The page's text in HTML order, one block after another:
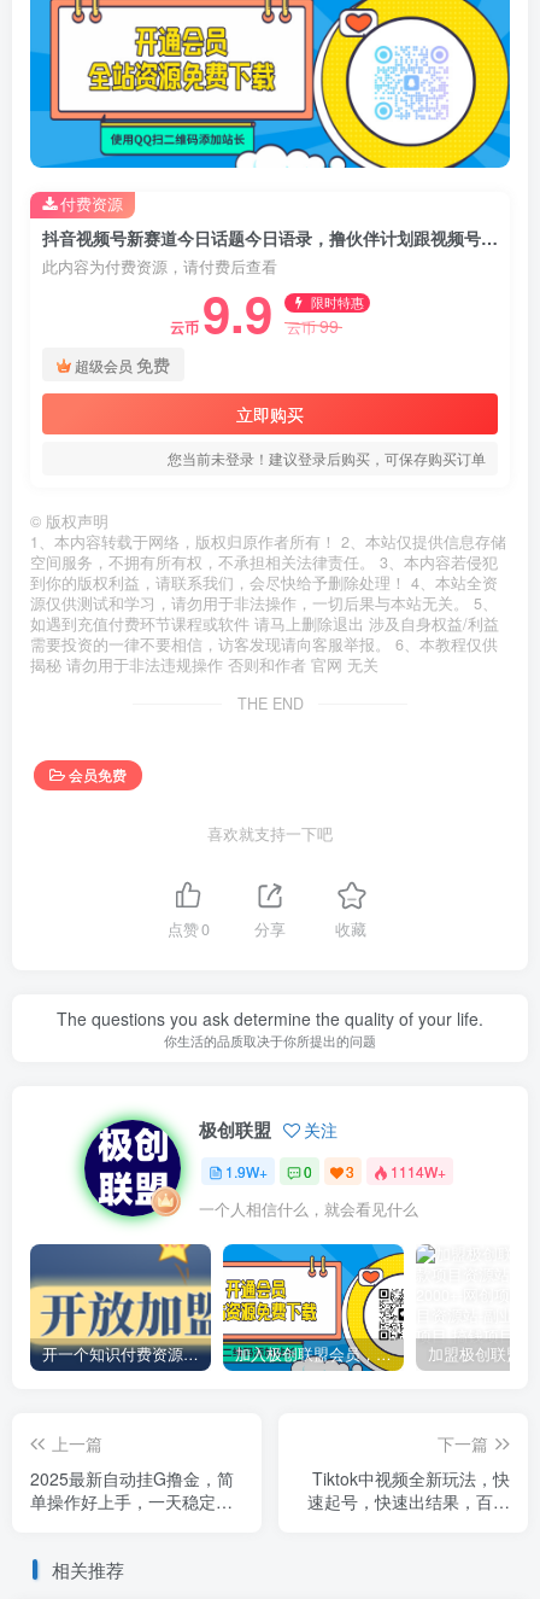
抖音视频号新赛道今日话题今日语录，撸伙伴计划跟视频号分成
此内容为付费资源，请付费后查看
云币 9.9 限时特惠
云币99
超级会员 免费
立即购买
您当前未登录！建议登录后购买，可保存购买订单
付费资源
© 版权声明
1、本内容转载于网络，版权归原作者所有！ 2、本站仅提供信息存储
空间服务，不拥有所有权，不承担相关法律责任。 3、本内容若侵犯
到你的版权利益，请联系我们，会尽快给予删除处理！ 4、本站全资
源仅供测试和学习，请勿用于非法操作，一切后果与本站无关。 5、
如遇到充值付费环节课程或软件 请马上删除退出 涉及自身权益/利益
需要投资的一律不要相信，访客发现请向客服举报。 6、本教程仅供
揭秘 请勿用于非法违规操作 否则和作者 官网 无关
THE END
会员免费
喜欢就支持一下吧
点赞0 分享 收藏
The questions you ask determine the quality of your life.
你生活的品质取决于你所提出的问题
极创联盟 关注
1.9W+ 0 3 1114W+
一个人相信什么，就会看见什么
开一个知识付费资源网站，小白也能日入1000+ 加入极创联盟会员，全站资源免费学习。
上一篇
2025最新自动挂G撸金，简
单操作好上手，一天稳定
下一篇
Tiktok中视频全新玩法，快
速起号，快速出结果，百万
相关推荐